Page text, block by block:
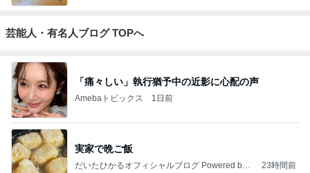
芸能人・有名人ブログ TOPへ
「痛々しい」執行猶予中の近影に心配の声
Amebaトピックス 1日前
実家で晩ご飯
だいたひかるオフィシャルブログ Powered by
23時間前